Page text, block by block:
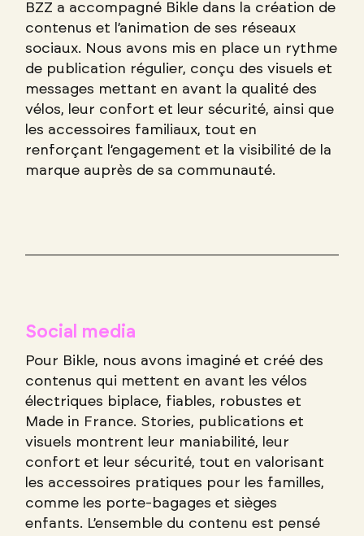
BZZ a accompagné Bikle dans la création de
contenus et l’animation de ses réseaux
sociaux. Nous avons mis en place un rythme
de publication régulier, conçu des visuels et
messages mettant en avant la qualité des
vélos, leur confort et leur sécurité, ainsi que
les accessoires familiaux, tout en
renforçant l’engagement et la visibilité de la
marque auprès de sa communauté.
Social media
Pour Bikle, nous avons imaginé et créé des
contenus qui mettent en avant les vélos
électriques biplace, fiables, robustes et
Made in France. Stories, publications et
visuels montrent leur maniabilité, leur
confort et leur sécurité, tout en valorisant
les accessoires pratiques pour les familles,
comme les porte-bagages et sièges
enfants. L’ensemble du contenu est pensé